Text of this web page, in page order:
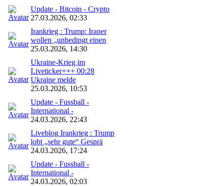
Update - Bitcoin - Crypto
27.03.2026, 02:33
Irankrieg : Trump: Iraner
wollen „unbedingt einen
25.03.2026, 14:30
Ukraine-Krieg im
Liveticker+++ 00:28
Ukraine melde
25.03.2026, 10:53
Update - Fussball -
International -
24.03.2026, 22:43
Liveblog Irankrieg : Trump
lobt „sehr gute“ Gesprä
24.03.2026, 17:24
Update - Fussball -
International -
24.03.2026, 02:03